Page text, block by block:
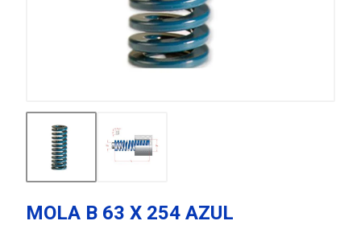
MOLA B 63 X 254 AZUL